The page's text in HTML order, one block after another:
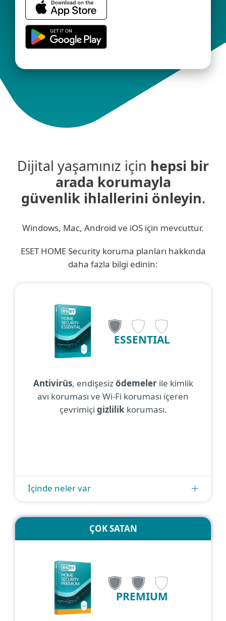
Dijital yaşamınız için hepsi bir
arada korumayla
güvenlik ihlallerini önleyin.
Windows, Mac, Android ve iOS için mevcuttur.
ESET HOME Security koruma planları hakkında
daha fazla bilgi edinin:
ESSENTIAL
Antivirüs, endişesizödemelerile kimlik
avı koruması ve Wi-Fi koruması içeren
çevrimiçi gizlilikkoruması.
İçinde neler var
ÇOK SATAN
PREMIUM